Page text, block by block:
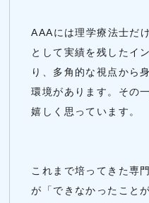
AAAには理学療法士だ
として実績を残したイ
り、多角的な視点から
環境があります。その
嬉しく思っています。
これまで培ってきた専
が「できなかったこと